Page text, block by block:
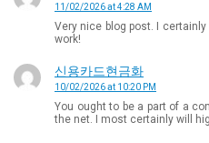
11/02/2026 at 4:28 AM
Very nice blog post. I
work!
신용카드현금화
10/02/2026 at 10:20 PM
You ought to be a part of a
the net. I most certainly will